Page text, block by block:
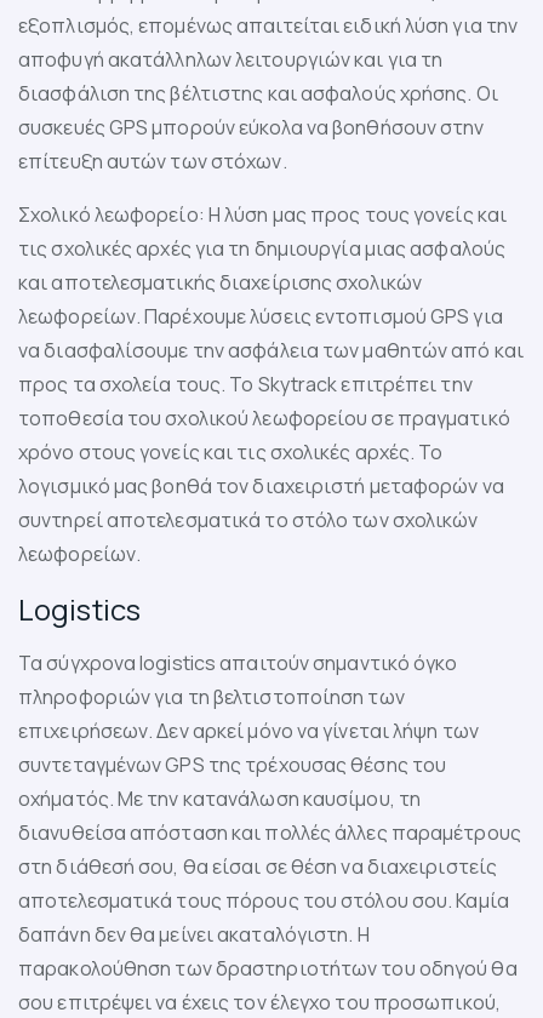
εξοπλισμός, επομένως απαιτείται ειδική λύση για την
αποφυγή ακατάλληλων λειτουργιών και για τη
διασφάλιση της βέλτιστης και ασφαλούς χρήσης. Οι
συσκευές GPS μπορούν εύκολα να βοηθήσουν στην
επίτευξη αυτών των στόχων.
Σχολικό λεωφορείο: Η λύση μας προς τους γονείς και
τις σχολικές αρχές για τη δημιουργία μιας ασφαλούς
και αποτελεσματικής διαχείρισης σχολικών
λεωφορείων. Παρέχουμε λύσεις εντοπισμού GPS για
να διασφαλίσουμε την ασφάλεια των μαθητών από και
προς τα σχολεία τους. Το Skytrack επιτρέπει την
τοποθεσία του σχολικού λεωφορείου σε πραγματικό
χρόνο στους γονείς και τις σχολικές αρχές. Το
λογισμικό μας βοηθά τον διαχειριστή μεταφορών να
συντηρεί αποτελεσματικά το στόλο των σχολικών
λεωφορείων.
Logistics
Τα σύγχρονα logistics απαιτούν σημαντικό όγκο
πληροφοριών για τη βελτιστοποίηση των
επιχειρήσεων. Δεν αρκεί μόνο να γίνεται λήψη των
συντεταγμένων GPS της τρέχουσας θέσης του
οχήματός. Με την κατανάλωση καυσίμου, τη
διανυθείσα απόσταση και πολλές άλλες παραμέτρους
στη διάθεσή σου, θα είσαι σε θέση να διαχειριστείς
αποτελεσματικά τους πόρους του στόλου σου. Καμία
δαπάνη δεν θα μείνει ακαταλόγιστη. Η
παρακολούθηση των δραστηριοτήτων του οδηγού θα
σου επιτρέψει να έχεις τον έλεγχο του προσωπικού,